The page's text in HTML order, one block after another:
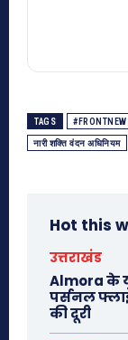
TAGS
नारी शक्ति वंदन अधिनियम
Hot this
उत्तराखंड
Almora के
पर्सनल
की दूरी